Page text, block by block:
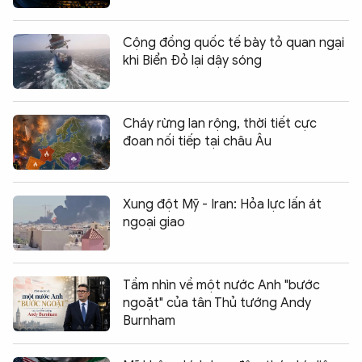
Cộng đồng quốc tế bày tỏ quan ngại
khi Biển Đỏ lại dậy sóng
Cháy rừng lan rộng, thời tiết cực
đoan nối tiếp tại châu Âu
Xung đột Mỹ - Iran: Hỏa lực lấn át
ngoại giao
Tầm nhìn về một nước Anh "bước
ngoặt" của tân Thủ tướng Andy
Burnham